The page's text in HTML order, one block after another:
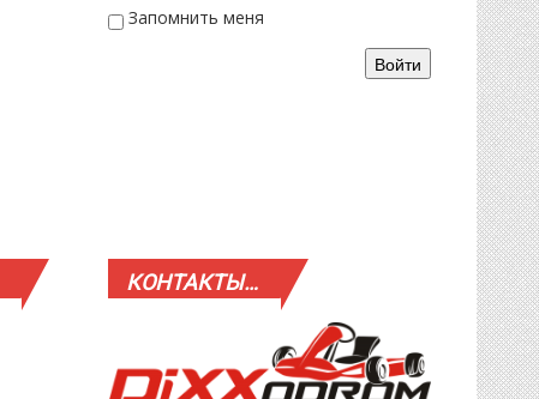
Запомнить меня
Войти
КОНТАКТЫ…